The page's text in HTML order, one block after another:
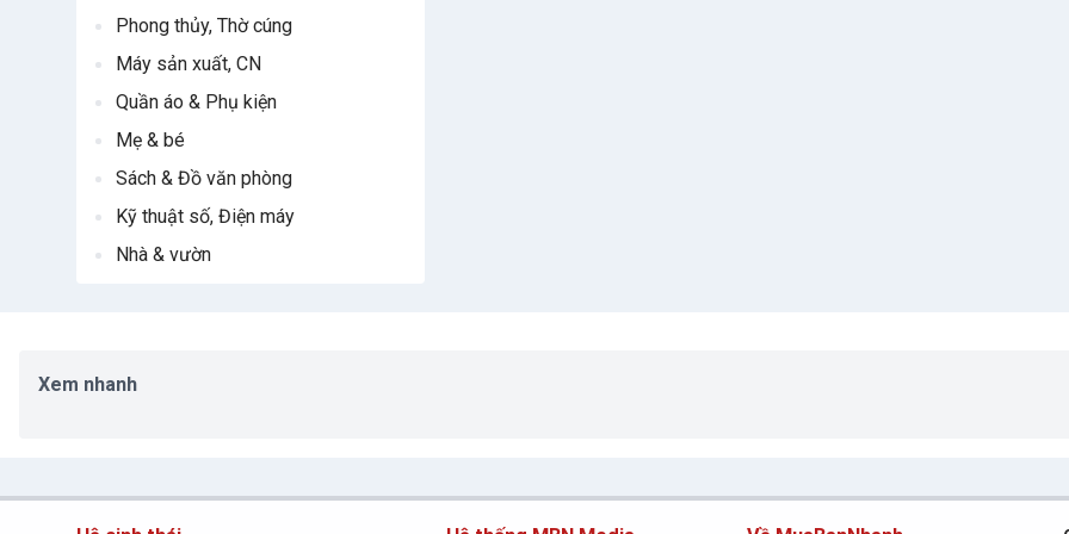
Phong thủy, Thờ cúng
Máy sản xuất, CN
Quần áo & Phụ kiện
Mẹ & bé
Sách & Đồ văn phòng
Kỹ thuật số, Điện máy
Nhà & vườn
Xem nhanh